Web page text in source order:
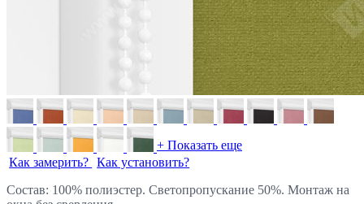
+ Показать еще
Как замерить? Как установить?
Состав: 100% полиэстер. Светопропускание 50%. Монтаж на